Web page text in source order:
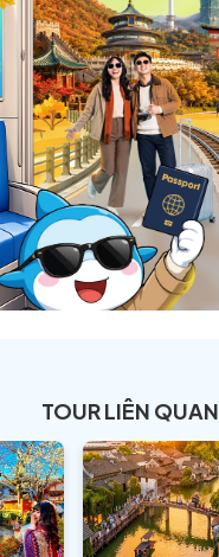
TOUR LIÊN QUAN